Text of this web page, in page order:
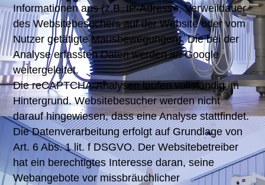
Informationen aus (z.B. IP-Adresse, Verweildauer
des Websitebesuchers auf der Website oder vom
Nutzer getätigte Mausbewegungen). Die bei der
Analyse erfassten Daten werden an Google
weitergeleitet.
Die reCAPTCHA-Analysen laufen vollständig im
Hintergrund. Websitebesucher werden nicht
darauf hingewiesen, dass eine Analyse stattfindet.
Die Datenverarbeitung erfolgt auf Grundlage von
Art. 6 Abs. 1 lit. f DSGVO. Der Websitebetreiber
hat ein berechtigtes Interesse daran, seine
Webangebote vor missbräuchlicher